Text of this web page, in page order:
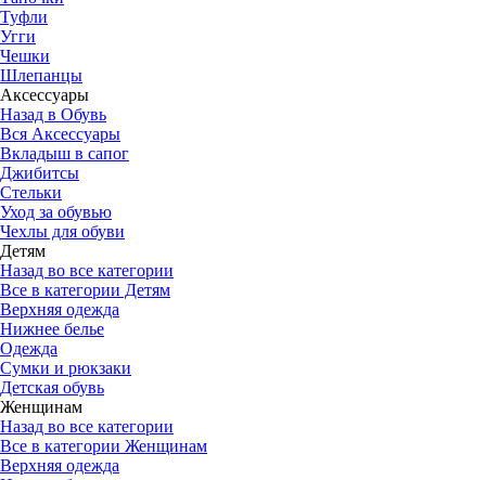
Туфли
Угги
Чешки
Шлепанцы
Аксессуары
Назад в Обувь
Вся Аксессуары
Вкладыш в сапог
Джибитсы
Стельки
Уход за обувью
Чехлы для обуви
Детям
Назад во все категории
Все в категории Детям
Верхняя одежда
Нижнее белье
Одежда
Сумки и рюкзаки
Детская обувь
Женщинам
Назад во все категории
Все в категории Женщинам
Верхняя одежда